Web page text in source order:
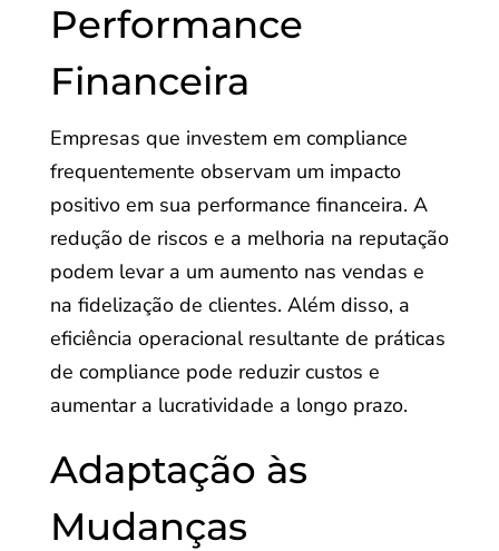
Performance
Financeira
Empresas que investem em compliance
frequentemente observam um impacto
positivo em sua performance financeira. A
redução de riscos e a melhoria na reputação
podem levar a um aumento nas vendas e
na fidelização de clientes. Além disso, a
eficiência operacional resultante de práticas
de compliance pode reduzir custos e
aumentar a lucratividade a longo prazo.
Adaptação às
Mudanças